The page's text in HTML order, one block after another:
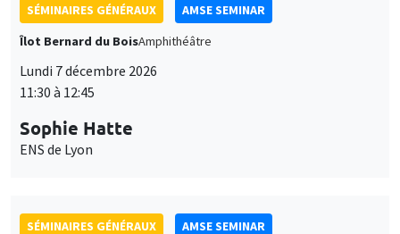
SÉMINAIRES GÉNÉRAUX
AMSE SEMINAR
Îlot Bernard du BoisAmphithéâtre
Lundi 7 décembre 2026
11:30 à 12:45
Sophie Hatte
ENS de Lyon
SÉMINAIRES GÉNÉRAUX AMSE SEMINAR